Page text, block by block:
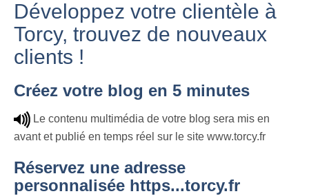
Développez votre clientèle à
Torcy, trouvez de nouveaux
clients !
Créez votre blog en 5 minutes
Le contenu multimédia de votre blog sera mis en
avant et publié en temps réel sur le site www.torcy.fr
Réservez une adresse
personnalisée https...torcy.fr